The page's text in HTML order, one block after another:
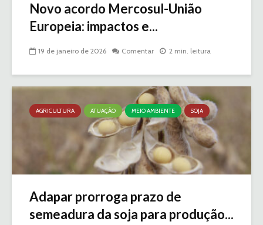
Novo acordo Mercosul-União
Europeia: impactos e...
19 de janeiro de 2026 Comentar 2 min. leitura
AGRICULTURA ATUAÇÃO MEIO AMBIENTE SOJA
Adapar prorroga prazo de
semeadura da soja para produção...